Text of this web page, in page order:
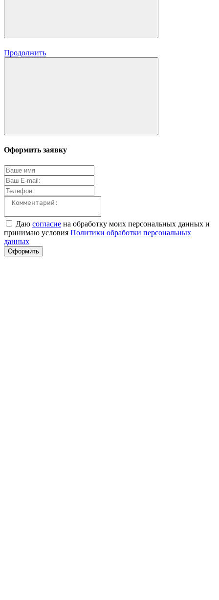
Продолжить
Оформить заявку
Даю согласие на обработку моих персональных данных и
принимаю условия Политики обработки персональных
данных
Оформить